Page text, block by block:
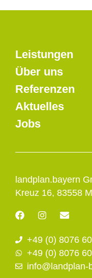
landplan.bayern
Kreuz 16, 83558
F
a
e
b
o
o
I
n
t
a
g
r
E
e
l
o
p
+49 (0) 8076
+49 (0) 8076
info@landplan-
Leistungen
Über uns
Referenzen
Aktuelles
Jobs